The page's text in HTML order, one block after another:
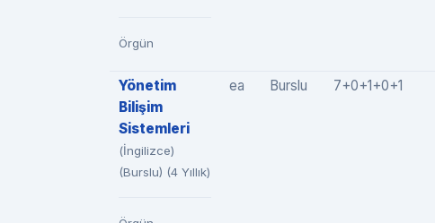
Örgün
Yönetim
Bilişim
Sistemleri
(İngilizce)
(Burslu) (4 Yıllık)
ea Burslu 7+0+1+0+1